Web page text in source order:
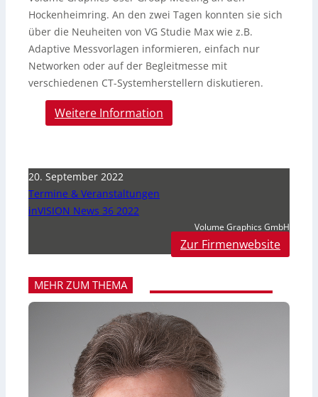
Hockenheimring. An den zwei Tagen konnten sie sich
über die Neuheiten von VG Studie Max wie z.B.
Adaptive Messvorlagen informieren, einfach nur
Networken oder auf der Begleitmesse mit
verschiedenen CT-Systemherstellern diskutieren.
Weitere Information
20. September 2022
Termine & Veranstaltungen
inVISION News 36 2022
Volume Graphics GmbH
Zur Firmenwebsite
MEHR ZUM THEMA